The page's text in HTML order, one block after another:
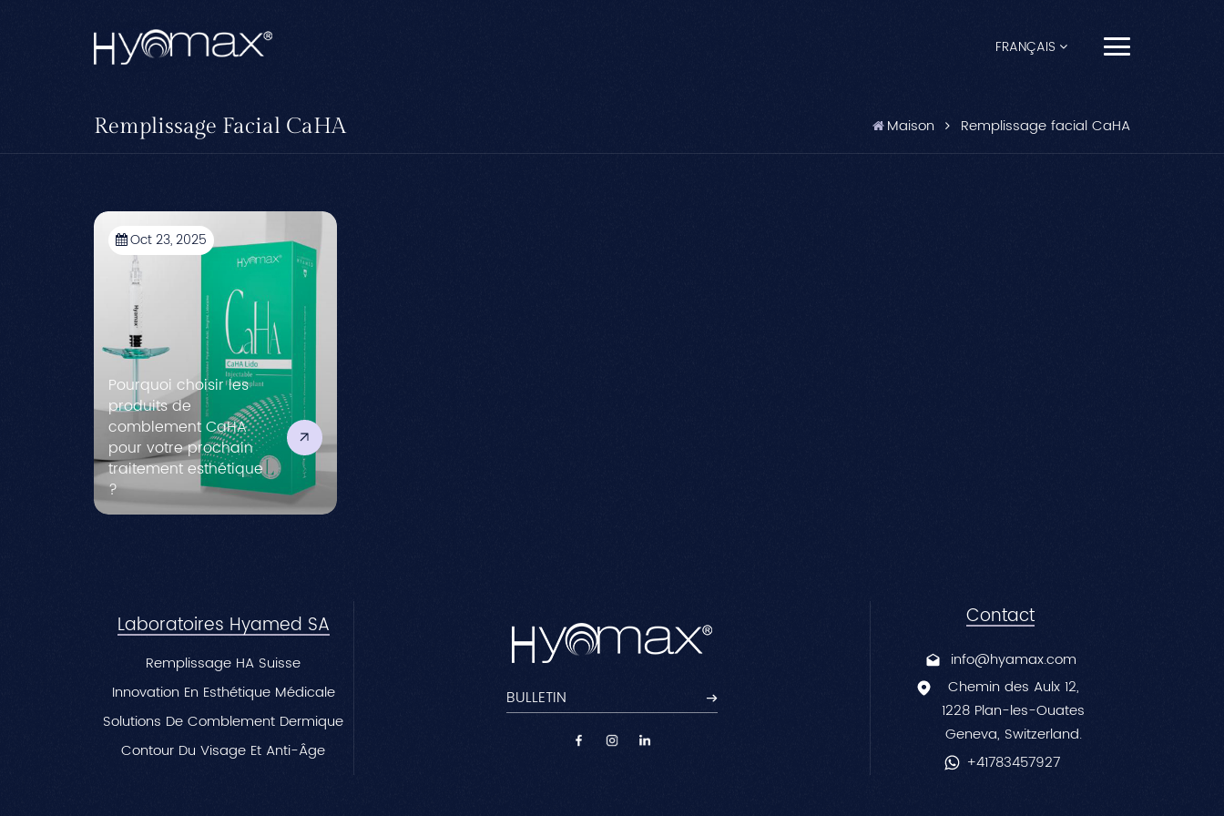
FRANÇAIS
English
Remplissage Facial CaHA Maison Remplissage facial CaHA
Oct 23, 2025
Pourquoi choisir les
produits de
comblement CaHA
pour votre prochain
traitement esthétique
?
Laboratoires Hyamed SA
Remplissage HA Suisse
Innovation En Esthétique Médicale
Solutions De Comblement Dermique
Contour Du Visage Et Anti-Âge
Contact
info@hyamax.com
Chemin des Aulx 12,
1228 Plan-les-Ouates
Geneva, Switzerland.
+41783457927